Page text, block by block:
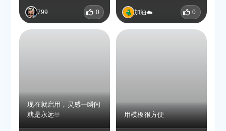
799 0 加油☁️ 0
现在就启用，灵感一瞬间
就是永远♾️
用模板很方便